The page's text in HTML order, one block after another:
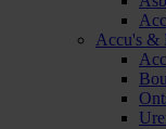
Accu's &